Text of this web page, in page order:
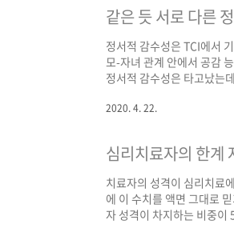
같은 듯 서로 다른
정서적 감수성은 TCI에서
모-자녀 관계 안에서 공감
정서적 감수성은 타고났는
적인 의미에서 저 사람은 ‘
2020. 4. 22.
심리치료자의 한계
치료자의 성격이 심리치료
에 이 수치를 액면 그대로
자 성격이 차지하는 비중